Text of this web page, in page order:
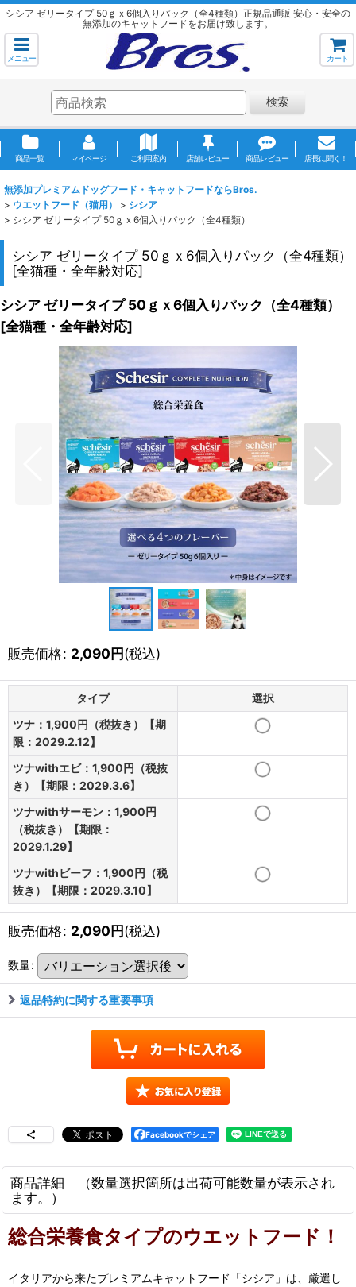
シシア ゼリータイプ 50ｇｘ6個入りパック（全4種類）正規品通販 安心・安全の
無添加のキャットフードをお届け致します。
メニュー カート
検索
商品一覧 マイページ ご利用案内 店舗レビュー 商品レビュー 店長に聞く！
無添加プレミアムドッグフード・キャットフードならBros.
> ウエットフード（猫用） > シシア
> シシア ゼリータイプ 50ｇｘ6個入りパック（全4種類）
シシア ゼリータイプ 50ｇｘ6個入りパック（全4種類）
[全猫種・全年齢対応]
シシア ゼリータイプ 50ｇｘ6個入りパック（全4種類）
[全猫種・全年齢対応]
販売価格: 2,090円(税込)
タイプ
選択
ツナ：1,900円（税抜き）【期
限：2029.2.12】
ツナwithエビ：1,900円（税抜
き）【期限：2029.3.6】
ツナwithサーモン：1,900円
（税抜き）【期限：
2029.1.29】
ツナwithビーフ：1,900円（税
抜き）【期限：2029.3.10】
販売価格: 2,090円(税込)
数量:
返品特約に関する重要事項
Facebookでシェア
商品詳細 （数量選択箇所は出荷可能数量が表示され
ます。）
総合栄養食タイプのウエットフード！
イタリアから来たプレミアムキャットフード「シシア」は、厳選し